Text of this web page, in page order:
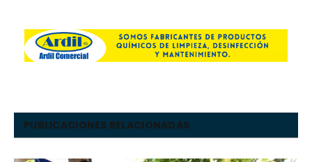
PUBLICACIONES RELACIONADAS